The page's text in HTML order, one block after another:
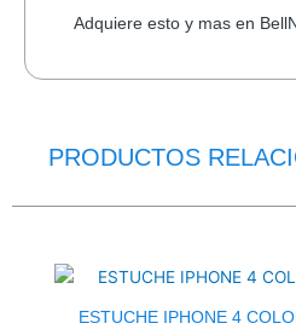
Adquiere esto y mas en
PRODUCTOS
ESTUCHE IPHONE 4